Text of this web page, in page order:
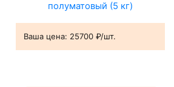
полуматовый (5 кг)
Ваша цена: 25700 ₽/шт.